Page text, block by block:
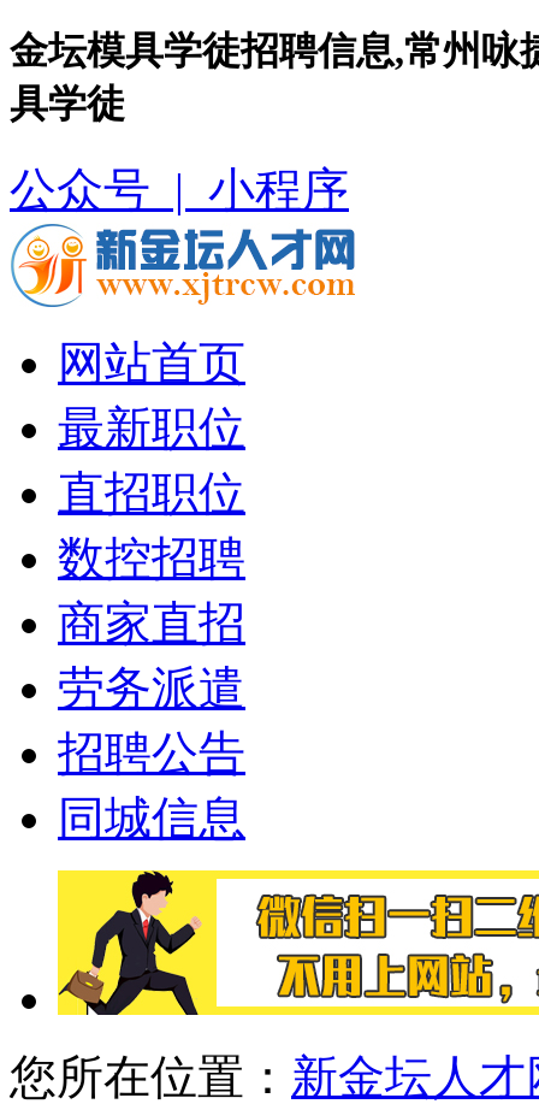
金坛模具学徒招聘信息,常州
具学徒
公众号 | 小程序
网站首页
最新职位
直招职位
数控招聘
商家直招
劳务派遣
招聘公告
同城信息
您所在位置： 新金坛人才